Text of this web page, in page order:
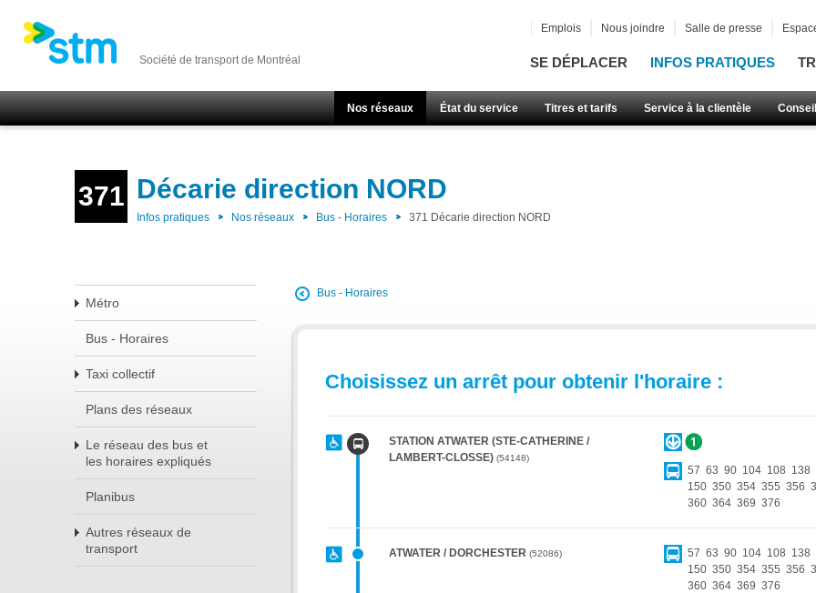
Société de transport de Montréal SE DÉPLACER INFOS PRATIQUES
Nos réseaux État du service Titres et tarifs Service à la clientèle
Emplois Nous joindre Salle de presse
371 Décarie direction NORD
Infos pratiques Nos réseaux Bus - Horaires 371 Décarie direction NORD
Métro
Bus - Horaires
Taxi collectif
Plans des réseaux
Le réseau des bus et
les horaires expliqués
Planibus
Autres réseaux de
transport
Bus - Horaires
Choisissez un arrêt pour obtenir l'horaire :
STATION ATWATER (STE-CATHERINE /
LAMBERT-CLOSSE) 54148
57 63 90 104 108 138
150 350 354 355 356
360 364 369 376
ATWATER / DORCHESTER 52086 57 63 90 104 108 138
150 350 354 355 356
360 364 369 376